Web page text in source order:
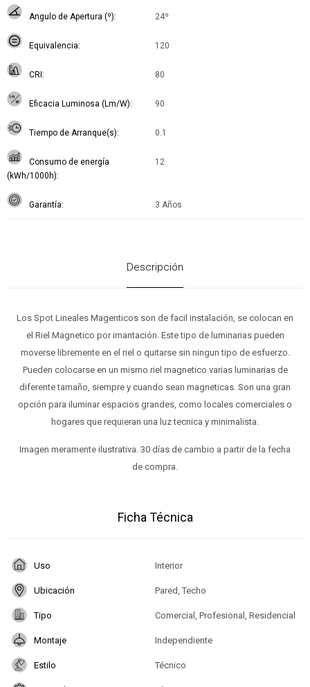
Angulo de Apertura (º) 24º
Equivalencia 120
CRI 80
Eficacia Luminosa (Lm/W) 90
Tiempo de Arranque(s) 0.1
Consumo de energía
(kWh/1000h)
12
Garantía 3 Años
Descripción
Los Spot Lineales Magenticos son de facil instalación, se colocan en
el Riel Magnetico por imantación. Este tipo de luminarias pueden
moverse libremente en el riel o quitarse sin ningun tipo de esfuerzo.
Pueden colocarse en un mismo riel magnetico varias luminarias de
diferente tamaño, siempre y cuando sean magneticas. Son una gran
opción para iluminar espacios grandes, como locales comerciales o
hogares que requieran una luz tecnica y minimalista.
Imagen meramente ilustrativa. 30 días de cambio a partir de la fecha
de compra.
Ficha Técnica
Uso Interior
Ubicación Pared, Techo
Tipo Comercial, Profesional, Residencial
Montaje Independiente
Estilo Técnico